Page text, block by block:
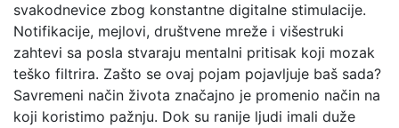
svakodnevice zbog konstantne digitalne stimulacije.
Notifikacije, mejlovi, društvene mreže i višestruki
zahtevi sa posla stvaraju mentalni pritisak koji mozak
teško filtrira. Zašto se ovaj pojam pojavljuje baš sada?
Savremeni način života značajno je promenio način na
koji koristimo pažnju. Dok su ranije ljudi imali duže